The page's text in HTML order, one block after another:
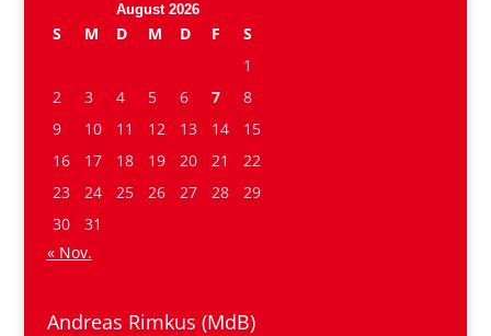
August 2026
S M D M D F
S
1
2
3 4 5 6 7
8
9
10 11 12 13 14
15
16
17 18 19 20 21
22
23
24 25 26 27 28
29
30
31
« Nov.
Andreas Rimkus (MdB)